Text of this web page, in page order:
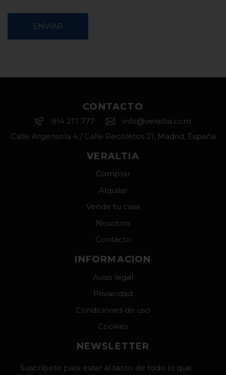
ENVIAR
CONTACTO
914 217 777
info@veraltia.com
Calle Argensola 4 / Calle Recoletos 21, Madrid, España
VERALTIA
Comprar
Alquilar
Vende tu casa
Nosotros
Contacto
INFORMACION
Aviso legal
Privacidad
Condiciones de uso
Cookies
NEWSLETTER
Suscríbete para estar al tanto de todo lo que